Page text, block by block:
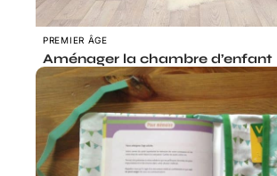
PREMIER ÂGE
Aménager la chambre d’enfant